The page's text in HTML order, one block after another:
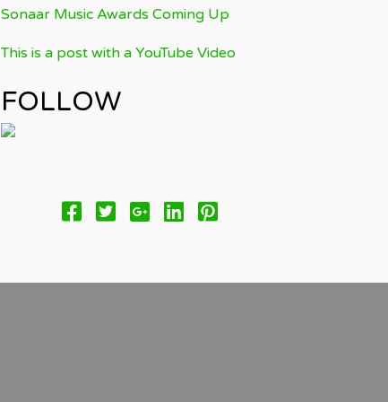
Sonaar Music Awards Coming Up
This is a post with a YouTube Video
FOLLOW